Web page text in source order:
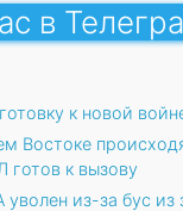
в
к новой
Востоке
готов к вызову
из-за бус из